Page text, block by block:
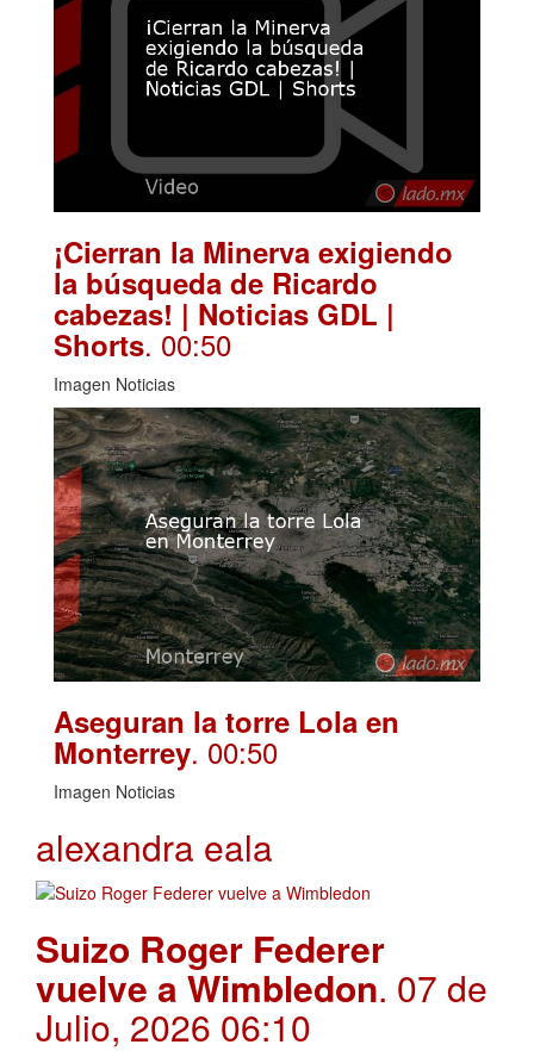
¡Cierran la Minerva exigiendo
la búsqueda de Ricardo
cabezas! | Noticias GDL |
Shorts. 00:50
Imagen Noticias
Aseguran la torre Lola en
Monterrey. 00:50
Imagen Noticias
alexandra eala
Suizo Roger Federer
vuelve a Wimbledon. 07 de
Julio, 2026 06:10